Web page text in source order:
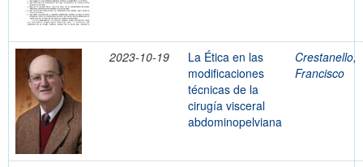
2023-10-19
La Ética en las
modificaciones
técnicas de la
cirugía visceral
abdominopelviana
Crestanello,
Francisco